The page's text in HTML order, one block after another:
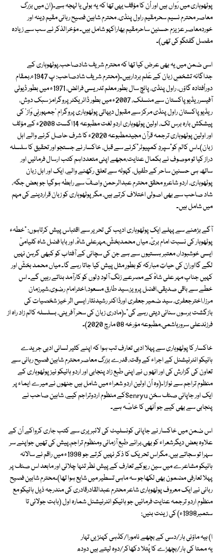
پوٹھوہاری میں رَواں ہیں اور اُن کا مؤقف یہی تھا کہ یہ بولی یا لہجہ ہے۔(ان میں بزرگ
معاصر محترم نسیم سحرمقیم راول پنڈی، محترم شاہین فصیح ربانی مقیم دِینہ اور
خوردمعاصر عزیزم حسنین ساحرمقیم بھاراکہو شامل ہیں۔ مؤخرالذکر نے سب سے زیادہ
مفصل گفتگو کی تھی)۔
اسی ضمن میں یہ بھی عرض کیا تھا کہ محترم شریف شادصاحب،پوٹھوہاری کے
جداگانہ تشخصِ زبان کے عَلم بردارہیں۔(محترم شریف شادصاحب: پ 1947ء،بمقام
دوراُفتادہ گاؤں، راول پنڈی، پانچ سال بطور معلم تدریسی فرائض، 1971ء میں بطور ڈیوٹی
آفیسرریڈیوپاکستان سے منسلک، 2007ء میں بطور ڈائریکٹر پروگرامز سبک دوش،
ریڈیوپاکستان راول پنڈی مرکز سے مقبول دیہاتی پوٹھوہاری پروگرام 'جمہورنِی وَاز' کی
پیشکش بارہ برس تک، اولین پوٹھوہاری اردو لغت مطبوعہ 14اگست 2008ء کے مؤلف
اور اولین پوٹھوہاری ترجمہ قرآن مجیدمطبوعہ 2020ء کا شرف حاصل کرنے والے اہل
زبان)۔اس کالم کو"سپردِ کمپیوٹر"کرنے سے قبل، خاکسار نے جستجو اور تحقیق کا سلسلہ
دراز کیا تو موصوف نے بکمال عنایت،مجھے اپنی متعدداہم کتب ارسال فرمائیں اور
ساتھ ہی حسنین ساحر کے طفیل، کہوٹہ سے تعلق رکھنے والے، ایک اور اہل زبان
پوٹھوہاری، اردو شاعرو محقق محترم عبدالرحمن واصفؔ سے رابطہ ہوگیا جو بعض جگہ،
شاد صاحب سے بھی اصولی اختلاف کرتے ہیں، مگر پوٹھوہاری کو زبان قراردینے کی مہم
میں شامل ہیں۔
آگے بڑھنے سے پہلے ایک پوٹھوہاری ادیب کی تحریر سے اقتباس پیش کرتاہوں: "خطہء
پوٹھوہار کی نسبت امام بریؒ، میاں محمدبخشؒ،مہرعلی شاہؒ، اور بابا فضل شاہ کلیامیؒ
ایسی خوشبودار، معتبر ہستیوں سے ہے جن کی سچائی کے آفتاب کو کبھی گرہن نہیں
لگے گااوران کی حیاتِ مبارکہ کو بطورِ مثل پیش کیا جاتا رہے گا۔ میاں محمد بخشؒ اور
کہیں جنابِ مہر علی شاہؒ کے مصرعے زنگ آلود دِلوں کو کارآمد بناتے رہیں گے۔ اس
خطے سے باقی صدیقی،افضل پرویز،سید طارق مسعود،اخترامام رضوی،شیرزمان
مرزا،اخترجعفری، سید ضمیر جعفری اورڈاکٹر رشیدنثار ایسی اثر خیز شخصیات کی
بازگشت برسوں سنائی دیتی رہے گی"۔(مادری زبان کی سحر آفرینی، بسلسلہ کالم زاد راہ از
فرزندعلی سرورہاشمی،مطبوعہ مؤرخہ 08 مارچ 2020)۔
خاکسار کا پوٹھوہاری سے پہلا ادبی تعارف تب ہوا کہ اپنے کثیر لسانی ادبی جریدے
ہائیکو انٹرنیشنل کے اجراء کے وقت، قدرے بزرگ معاصر محترم شاہین فصیح ربانی سے
تعاون کی گزارش کی اور انھو ں نے اپنی طبع زاد پنجابی اور اردو ہائیکو نیز پوٹھوہاری کے
منظوم تراجم سے نوازا۔(وہ اُن اولین اردو شعراء میں شامل ہیں جنھوں نے میرے ایماء پر
ایک اور جاپانی صنف سخن Senryuکے منظوم اردوتراجم کیے، شاہین صاحب نے
پنجابی سے بھی کیے جو اُنھی کا خاصّہ ہے۔
اس ضمن میں خاکسار نے جاپانی کونسلیٹ کی لائبریری سے کتب جاری کرواکے اُن کے
علاوہ بعض دیگرشعراء کو بھی،برائے طبع آزمائی ومنظوم تراجم،پیش کی تھیں جواپنے سر
سہرا تو سجاتے ہیں، مگراس تحریک کا ذکر نہیں کرتے جو 1998ء میں راقم نے سالانہ
ہائیکو مشاعرے میں سین ریوکے تعارف کے پیش نظر تنہا چلائی اور مابعد اس صنف پر
پہلا تعارفی مضمون بھی لکھاجو سہ ماہی تسطیر میں شایع ہوا تھا)۔محترم شاہین فصیح
ربانی نے ایک معروف پوٹھوہاری شاعر محترم عبدالقادرقادری کی مندرجہ ذیل ہائیکو مع
منظوم اردو ترجمہ عنایت فرمائیں جو ہائیکو انٹرنیشنل شمارہ اول (بابت جولائی تا
ستمبر1998ء) کی زینت بنیں:
ا) ہیہ ماؤنی ہار/دسی کے بچھے نامورا/کڈہی کہنڑیں تہار
یہ ممتا کی ہار/بچھڑے کا پُتلا دکھاکر/دوہ لیتے ہیں دودھ